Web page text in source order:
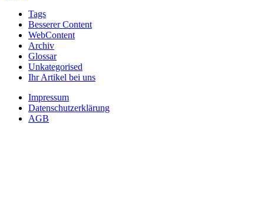
Tags
Besserer Content
WebContent
Archiv
Glossar
Unkategorised
Ihr Artikel bei uns
Impressum
Datenschutzerklärung
AGB